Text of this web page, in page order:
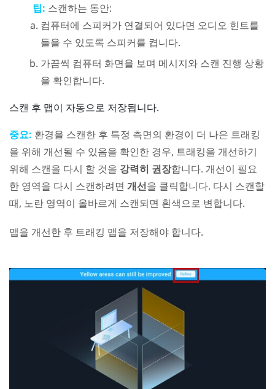
팁: 스캔하는 동안:
컴퓨터에 스피커가 연결되어 있다면 오디오 힌트를
들을 수 있도록 스피커를 켭니다.
가끔씩 컴퓨터 화면을 보며 메시지와 스캔 진행 상황
을 확인합니다.
스캔 후 맵이 자동으로 저장됩니다.
중요: 환경을 스캔한 후 특정 측면의 환경이 더 나은 트래킹
을 위해 개선될 수 있음을 확인한 경우, 트래킹을 개선하기
위해 스캔을 다시 할 것을 강력히 권장합니다. 개선이 필요
한 영역을 다시 스캔하려면 개선을 클릭합니다. 다시 스캔할
때, 노란 영역이 올바르게 스캔되면 흰색으로 변합니다.
맵을 개선한 후 트래킹 맵을 저장해야 합니다.